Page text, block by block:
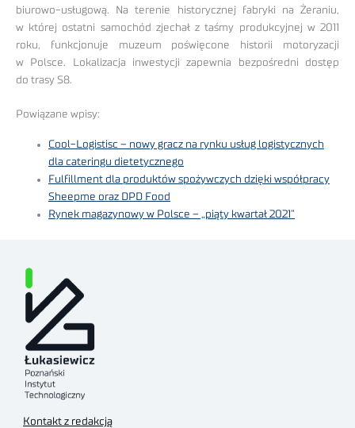
biurowo-usługową. Na terenie historycznej fabryki na Żeraniu,
w której ostatni samochód zjechał z taśmy produkcyjnej w 2011
roku, funkcjonuje muzeum poświęcone historii motoryzacji
w Polsce. Lokalizacja inwestycji zapewnia bezpośredni dostęp
do trasy S8.
Powiązane wpisy:
Cool-Logistisc – nowy gracz na rynku usług logistycznych
dla cateringu dietetycznego
Fulfillment dla produktów spożywczych dzięki współpracy
Sheepme oraz DPD Food
Rynek magazynowy w Polsce – „piąty kwartał 2021”
Kontakt z redakcją